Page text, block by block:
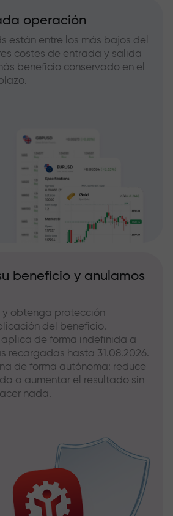
operación
están entre los más bajos del
costes de entrada y salida
beneficio conservado en el
beneficio y anulamos
y obtenga protección
del beneficio.
aplica de forma indefinida a
recargadas hasta 31.08.2026.
de forma autónoma: reduce
a aumentar el resultado sin
nada.